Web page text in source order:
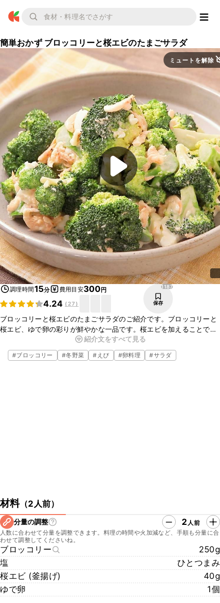
簡単おかず ブロッコリーと桜エビのたまごサラダ
ミュートを解除
調理時間15分 費用目安300円
4.24 (27)
1187
保存
ブロッコリーと桜エビのたまごサラダのご紹介です。ブロッコリーと
桜エビ、ゆで卵の彩りが鮮やかな一品です。桜エビを加えることで旨
味が増し、風味よく仕上がりますよ。とても簡単にお作りいただけま
すので、ぜひお試しくださいね。
紹介文をすべて見る
#ブロッコリー #冬野菜 # えび #卵料理 #サラダ
材料（2人前）
分量の調整 2 人前
人数に合わせて分量を調整できます。料理の時間や火加減など、手順も分量に合
わせて調整してくださいね。
ブロッコリー
250g
塩
ひとつまみ
桜エビ (釜揚げ)
40g
ゆで卵
1個